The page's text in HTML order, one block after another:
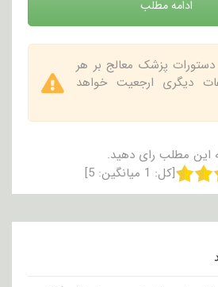
ادامه مطلب
دستورات پزشک معالج بر هر
دیگری ارجعیت خواهد
این مطلب رای دهید.
[کل: 1 میانگین: 5
]